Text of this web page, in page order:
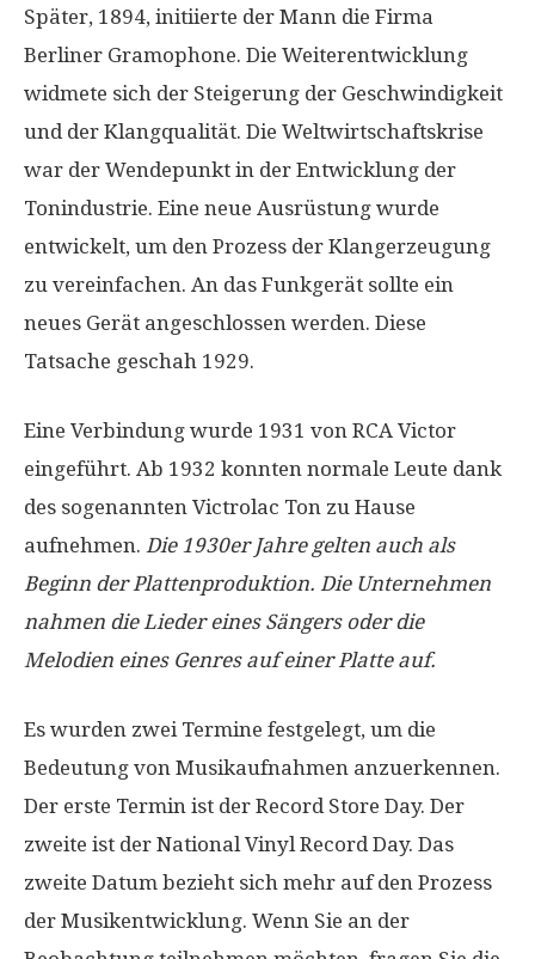
Später, 1894, initiierte der Mann die Firma
Berliner Gramophone. Die Weiterentwicklung
widmete sich der Steigerung der Geschwindigkeit
und der Klangqualität. Die Weltwirtschaftskrise
war der Wendepunkt in der Entwicklung der
Tonindustrie. Eine neue Ausrüstung wurde
entwickelt, um den Prozess der Klangerzeugung
zu vereinfachen. An das Funkgerät sollte ein
neues Gerät angeschlossen werden. Diese
Tatsache geschah 1929.
Eine Verbindung wurde 1931 von RCA Victor
eingeführt. Ab 1932 konnten normale Leute dank
des sogenannten Victrolac Ton zu Hause
aufnehmen. Die 1930er Jahre gelten auch als
Beginn der Plattenproduktion. Die Unternehmen
nahmen die Lieder eines Sängers oder die
Melodien eines Genres auf einer Platte auf.
Es wurden zwei Termine festgelegt, um die
Bedeutung von Musikaufnahmen anzuerkennen.
Der erste Termin ist der Record Store Day. Der
zweite ist der National Vinyl Record Day. Das
zweite Datum bezieht sich mehr auf den Prozess
der Musikentwicklung. Wenn Sie an der